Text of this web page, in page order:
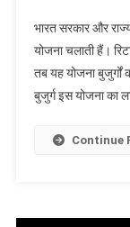
भारत सरकार और
योजना चलाती हैं।
तब यह योजना
बुजुर्ग इस योजना का
Continue